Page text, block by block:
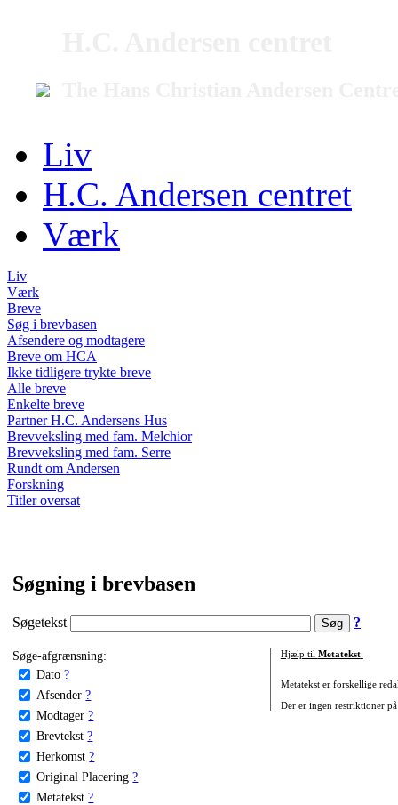
Liv
H.C. Andersen centret
Værk
Liv
Værk
Breve
Søg i brevbasen
Afsendere og modtagere
Breve om HCA
Ikke tidligere trykte breve
Alle breve
Enkelte breve
Partner H.C. Andersens Hus
Brevveksling med fam. Melchior
Brevveksling med fam. Serre
Rundt om Andersen
Forskning
Titler oversat
Søgning i brevbasen
Søgetekst ?
Søge-afgrænsning:
Dato ?
Afsender ?
Modtager ?
Brevtekst ?
Herkomst ?
Original Placering ?
Metatekst ?
Hjælp til Metatekst:
Metatekst er forskellige
Der er ingen restriktioner